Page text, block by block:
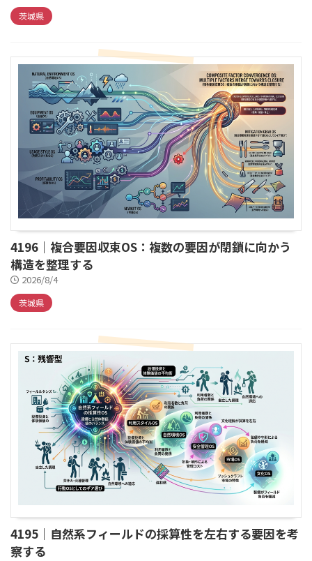
茨城県
4196｜複合要因収束OS：複数の要因が閉鎖に向かう
構造を整理する
2026/8/4
茨城県
4195｜自然系フィールドの採算性を左右する要因を考
察する